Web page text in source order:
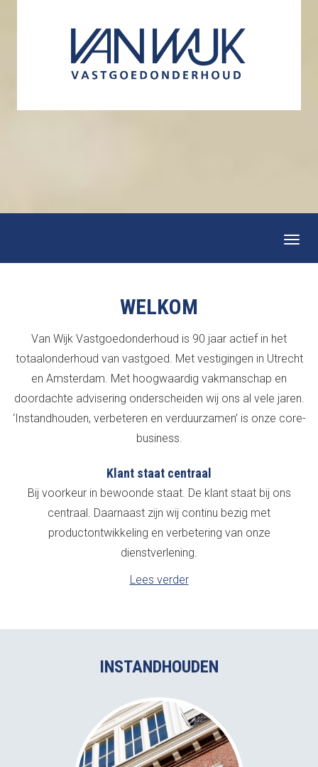
WELKOM
Van Wijk Vastgoedonderhoud is 90 jaar actief in het
totaalonderhoud van vastgoed. Met vestigingen in Utrecht
en Amsterdam. Met hoogwaardig vakmanschap en
doordachte advisering onderscheiden wij ons al vele jaren.
‘Instandhouden, verbeteren en verduurzamen’ is onze core-
business.
Klant staat centraal
Bij voorkeur in bewoonde staat. De klant staat bij ons
centraal. Daarnaast zijn wij continu bezig met
productontwikkeling en verbetering van onze
dienstverlening.
Lees verder
INSTANDHOUDEN